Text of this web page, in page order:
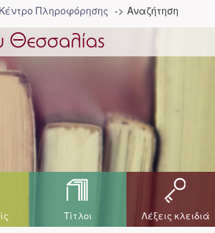
Κέντρο Πληροφόρησης Αναζήτηση
Τίτλοι Λέξεις κλειδιά